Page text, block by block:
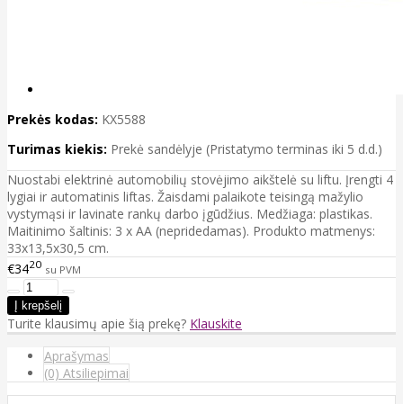
Prekės kodas: KX5588
Turimas kiekis: Prekė sandėlyje (Pristatymo terminas iki 5 d.d.)
Nuostabi elektrinė automobilių stovėjimo aikštelė su liftu. Įrengti 4
lygiai ir automatinis liftas. Žaisdami palaikote teisingą mažylio
vystymąsi ir lavinate rankų darbo įgūdžius. Medžiaga: plastikas.
Maitinimo šaltinis: 3 x AA (nepridedamas). Produkto matmenys:
33x13,5x30,5 cm.
€3420 su PVM
Turite klausimų apie šią prekę? Klauskite
Aprašymas
(0) Atsiliepimai